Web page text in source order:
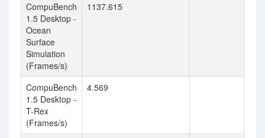
CompuBench
1.5 Desktop -
Ocean
Surface
Simulation
(Frames/s)
1137.615
CompuBench
1.5 Desktop -
T-Rex
(Frames/s)
4.569